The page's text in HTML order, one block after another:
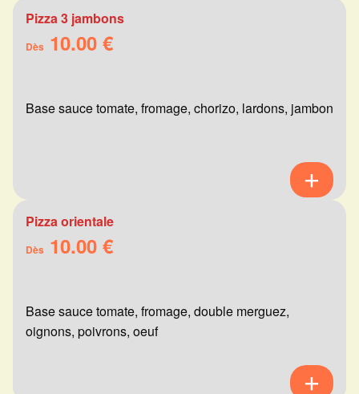
Pizza 3 jambons
Dès 10.00 €
Base sauce tomate, fromage, chorizo, lardons, jambon
Pizza orientale
Dès 10.00 €
Base sauce tomate, fromage, double merguez,
oignons, poivrons, oeuf